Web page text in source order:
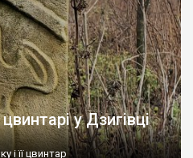
у Дзигівці
і її цвинтар